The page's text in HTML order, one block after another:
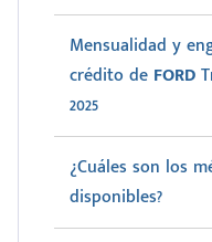
Mensualidad y
crédito de FORD
2025
¿Cuáles son los
disponibles?